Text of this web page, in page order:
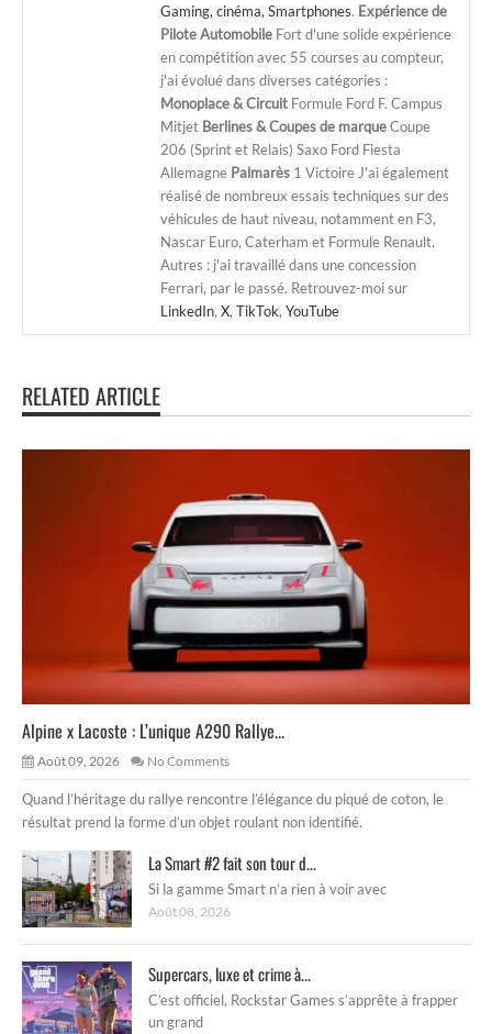
Gaming, cinéma, Smartphones. Expérience de
Pilote Automobile Fort d'une solide expérience
en compétition avec 55 courses au compteur,
j'ai évolué dans diverses catégories :
Monoplace & Circuit Formule Ford F. Campus
Mitjet Berlines & Coupes de marqueCoupe
206 (Sprint et Relais) Saxo Ford Fiesta
Allemagne Palmarès 1 Victoire J'ai également
réalisé de nombreux essais techniques sur des
véhicules de haut niveau, notamment en F3,
Nascar Euro, Caterham et Formule Renault.
Autres : j'ai travaillé dans une concession
Ferrari, par le passé. Retrouvez-moi sur
LinkedIn, X, TikTok, YouTube
RELATED ARTICLE
Alpine x Lacoste : L’unique A290 Rallye...
Août 09, 2026 No Comments
Quand l’héritage du rallye rencontre l’élégance du piqué de coton, le
résultat prend la forme d’un objet roulant non identifié.
La Smart #2 fait son tour d...
Si la gamme Smart n’a rien à voir avec
Août 08, 2026
Supercars, luxe et crime à...
C’est officiel, Rockstar Games s’apprête à frapper
un grand